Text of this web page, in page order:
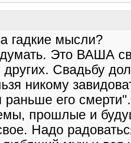
гадкие мысли?
думать. Это ВАША
других. Свадьбу
никому
раньше его
прошлые и
Надо